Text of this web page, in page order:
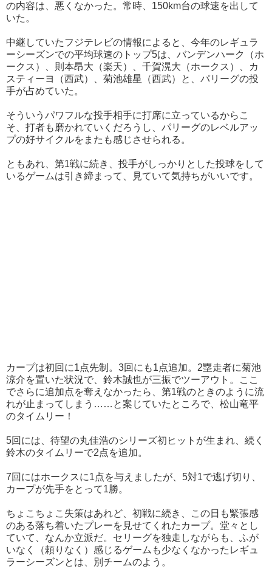
の内容は、悪くなかった。常時、150km台の球速を出して
いた。
中継していたフジテレビの情報によると、今年のレギュラ
ーシーズンでの平均球速のトップ5は、バンデンハーク（ホ
ークス）、則本昂大（楽天）、千賀滉大（ホークス）、カ
スティーヨ（西武）、菊池雄星（西武）と、パリーグの投
手が占めていた。
そういうパワフルな投手相手に打席に立っているからこ
そ、打者も磨かれていくだろうし、パリーグのレベルアッ
プの好サイクルをまたも感じさせられる。
ともあれ、第1戦に続き、投手がしっかりとした投球をして
いるゲームは引き締まって、見ていて気持ちがいいです。
カープは初回に1点先制。3回にも1点追加。2塁走者に菊池
涼介を置いた状況で、鈴木誠也が三振でツーアウト。ここ
でさらに追加点を奪えなかったら、第1戦のときのように流
れが止まってしまう……と案じていたところで、松山竜平
のタイムリー！
5回には、待望の丸佳浩のシリーズ初ヒットが生まれ、続く
鈴木のタイムリーで2点を追加。
7回にはホークスに1点を与えましたが、5対1で逃げ切り、
カープが先手をとって1勝。
ちょこちょこ失策はあれど、初戦に続き、この日も緊張感
のある落ち着いたプレーを見せてくれたカープ。堂々とし
ていて、なんか立派だ。セリーグを独走しながらも、ふが
いなく（頼りなく）感じるゲームも少なくなかったレギュ
ラーシーズンとは、別チームのよう。